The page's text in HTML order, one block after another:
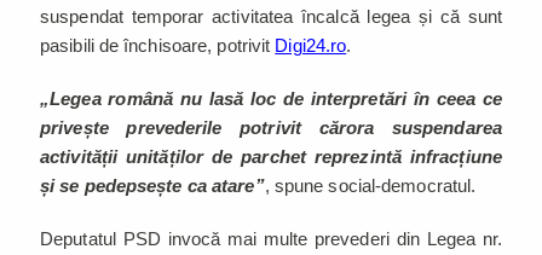
suspendat temporar activitatea încalcă legea și că sunt
pasibili de închisoare, potrivit Digi24.ro.
„Legea română nu lasă loc de interpretări în ceea ce
privește prevederile potrivit cărora suspendarea
activității unităților de parchet reprezintă infracțiune
și se pedepsește ca atare”, spune social-democratul.
Deputatul PSD invocă mai multe prevederi din Legea nr.